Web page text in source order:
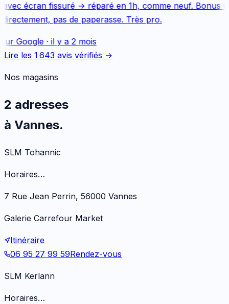
écran fissuré → réparé en 1h, comme neuf. Bonus
pas de paperasse. Très pro.
Google· il y a 2 mois
Lire les 1 643 avis vérifiés →
Nos magasins
2 adresses
à Vannes.
SLM Tohannic
Horaires…
7 Rue Jean Perrin, 56000 Vannes
Galerie Carrefour Market
Itinéraire
06 95 27 99 59Rendez-vous
SLM Kerlann
Horaires…